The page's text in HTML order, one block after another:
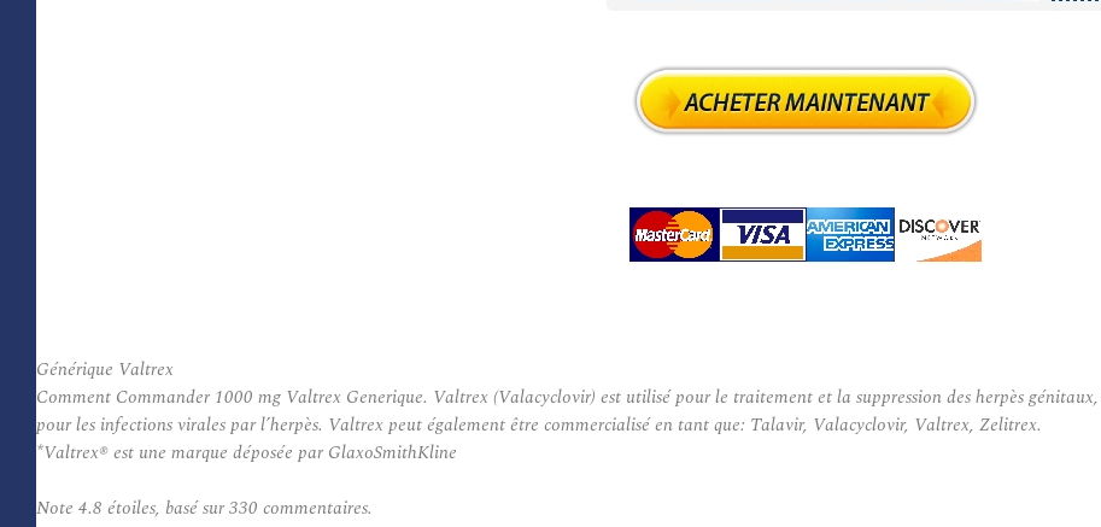
Générique Valtrex
Comment Commander 1000 mg Valtrex Generique. Valtrex (Valacyclovir) est utilisé pour le traitement et la suppression des herpès
pour les infections virales par l’herpès. Valtrex peut également être commercialisé en tant que: Talavir, Valacyclovir, Valtrex, Zelitrex.
*Valtrex® est une marque déposée par GlaxoSmithKline
Note 4.8 étoiles, basé sur330 commentaires.